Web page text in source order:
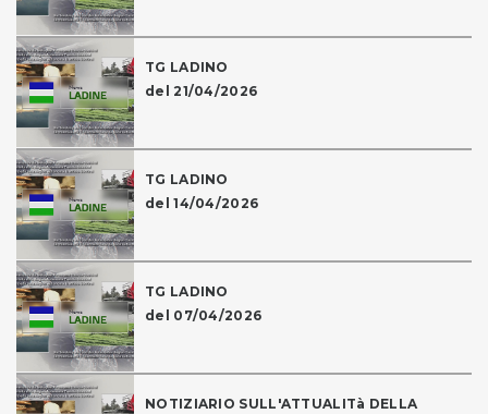
TG LADINO
del 21/04/2026
TG LADINO
del 14/04/2026
TG LADINO
del 07/04/2026
NOTIZIARIO SULL'ATTUALITà DELLA